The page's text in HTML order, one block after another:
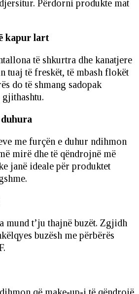
Përdorni produkte mat
kapur lart
të shkurtra dhe kanatjere
tuaj të freskët, të mbash flokët
do të shmang sadopak
me furçën e duhur ndihmon
mirë dhe të qëndrojnë më
janë ideale për produktet
mund t’ju thajnë buzët. Zgjidh
buzësh me përbërës